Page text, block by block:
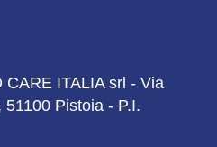
ITALIA srl - Via
Pistoia - P.I.